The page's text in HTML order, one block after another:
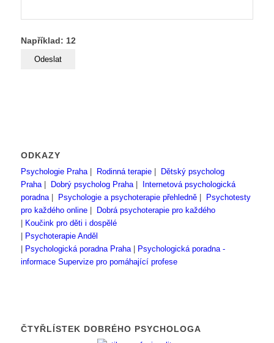
Například: 12
ODKAZY
Psychologie Praha| Rodinná terapie|
Dětský psycholog
Praha| Dobrý psycholog Praha|
Internetová psychologická
poradna| Psychologie a psychoterapie přehledně|
Psychotesty
pro každého online|
Dobrá psychoterapie pro každého
Koučink pro děti i dospělé
Psychoterapie Anděl
Psychologická poradna Praha|
Psychologická poradna -
informace Supervize pro pomáhající profese
ČTYŘLÍSTEK DOBRÉHO PSYCHOLOGA